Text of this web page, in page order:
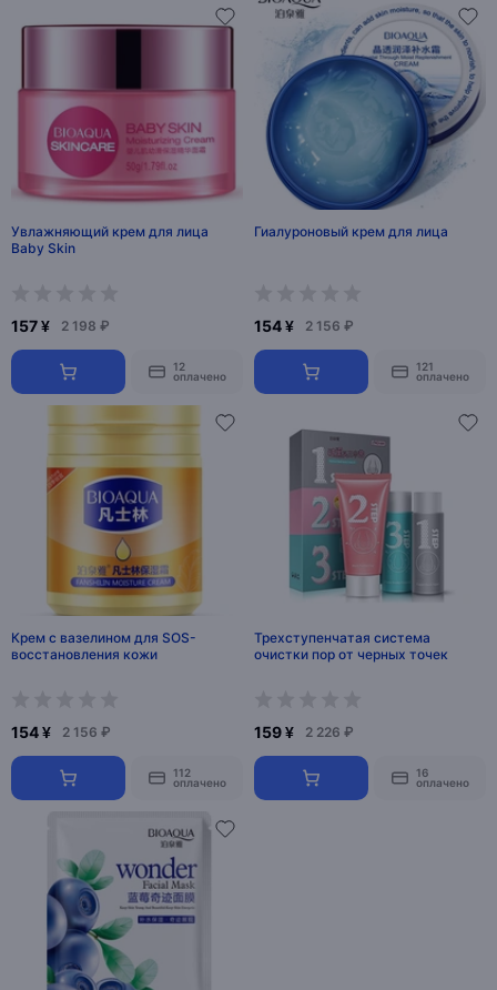
Увлажняющий крем для лица
Baby Skin
157 ¥ 2 198 ₽
12
оплачено
Гиалуроновый крем для лица
154 ¥ 2 156 ₽
121
оплачено
Крем с вазелином для SOS-
восстановления кожи
154 ¥ 2 156 ₽
112
оплачено
Трехступенчатая система
очистки пор от черных точек
159 ¥ 2 226 ₽
16
оплачено